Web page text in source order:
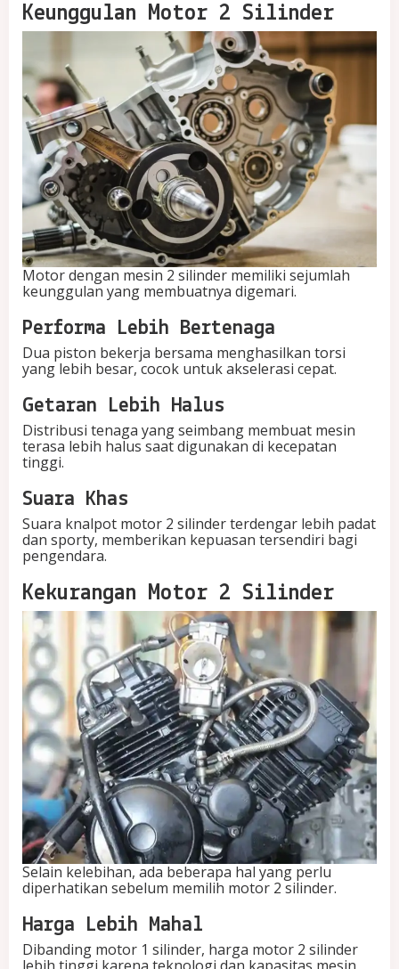
Keunggulan Motor 2 Silinder
Motor dengan mesin 2 silinder memiliki sejumlah
keunggulan yang membuatnya digemari.
Performa Lebih Bertenaga
Dua piston bekerja bersama menghasilkan torsi
yang lebih besar, cocok untuk akselerasi cepat.
Getaran Lebih Halus
Distribusi tenaga yang seimbang membuat mesin
terasa lebih halus saat digunakan di kecepatan
tinggi.
Suara Khas
Suara knalpot motor 2 silinder terdengar lebih padat
dan sporty, memberikan kepuasan tersendiri bagi
pengendara.
Kekurangan Motor 2 Silinder
Selain kelebihan, ada beberapa hal yang perlu
diperhatikan sebelum memilih motor 2 silinder.
Harga Lebih Mahal
Dibanding motor 1 silinder, harga motor 2 silinder